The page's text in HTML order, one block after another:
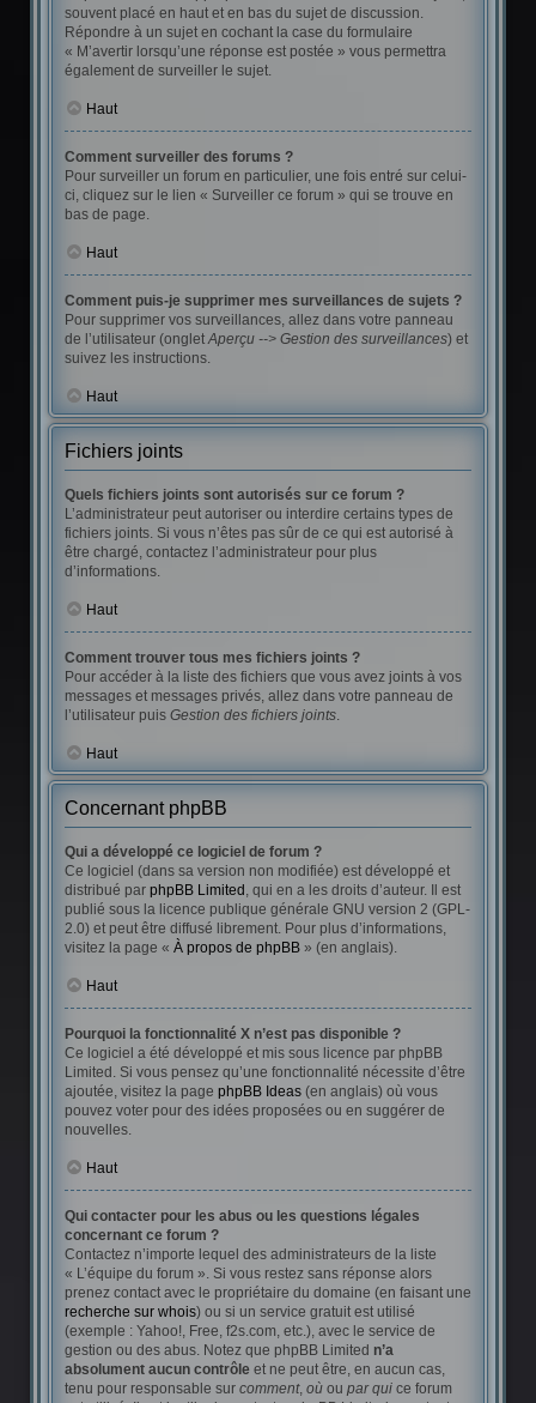
souvent placé en haut et en bas du sujet de discussion.
Répondre à un sujet en cochant la case du formulaire
« M’avertir lorsqu’une réponse est postée » vous permettra
également de surveiller le sujet.
Haut
Comment surveiller des forums ?
Pour surveiller un forum en particulier, une fois entré sur celui-
ci, cliquez sur le lien « Surveiller ce forum » qui se trouve en
bas de page.
Haut
Comment puis-je supprimer mes surveillances de sujets ?
Pour supprimer vos surveillances, allez dans votre panneau
de l’utilisateur (ongletAperçu --> Gestion des surveillances) et
suivez les instructions.
Haut
Fichiers joints
Quels fichiers joints sont autorisés sur ce forum ?
L’administrateur peut autoriser ou interdire certains types de
fichiers joints. Si vous n’êtes pas sûr de ce qui est autorisé à
être chargé, contactez l’administrateur pour plus
d’informations.
Haut
Comment trouver tous mes fichiers joints ?
Pour accéder à la liste des fichiers que vous avez joints à vos
messages et messages privés, allez dans votre panneau de
l’utilisateur puis Gestion des fichiers joints.
Haut
Concernant phpBB
Qui a développé ce logiciel de forum ?
Ce logiciel (dans sa version non modifiée) est développé et
distribué par phpBB Limited , qui en a les droits d’auteur. Il est
publié sous la licence publique générale GNU version 2 (GPL-
2.0) et peut être diffusé librement. Pour plus d’informations,
visitez la page « À propos de phpBB» (en anglais).
Haut
Pourquoi la fonctionnalité X n’est pas disponible ?
Ce logiciel a été développé et mis sous licence par phpBB
Limited. Si vous pensez qu’une fonctionnalité nécessite d’être
ajoutée, visitez la page phpBB Ideas(en anglais) où vous
pouvez voter pour des idées proposées ou en suggérer de
nouvelles.
Haut
Qui contacter pour les abus ou les questions légales
concernant ce forum ?
Contactez n’importe lequel des administrateurs de la liste
« L’équipe du forum ». Si vous restez sans réponse alors
prenez contact avec le propriétaire du domaine (en faisant une
recherche sur whois) ou si un service gratuit est utilisé
(exemple : Yahoo!, Free, f2s.com, etc.), avec le service de
gestion ou des abus. Notez que phpBB Limited n’a
absolument aucun contrôleet ne peut être, en aucun cas,
tenu pour responsable sur comment, oùou par quice forum